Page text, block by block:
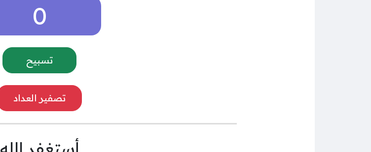
0
تسبيح
تصفير العداد
أستغفر الله